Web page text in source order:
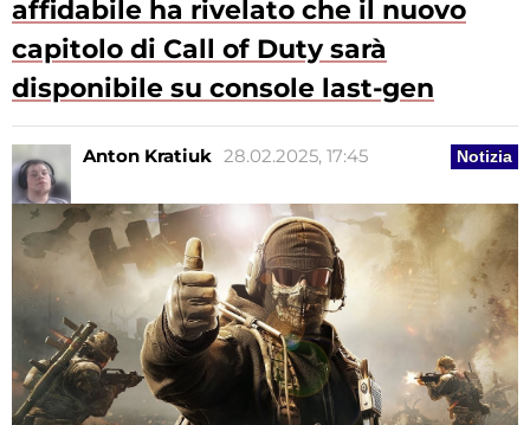
affidabile ha rivelato che il nuovo
capitolo di Call of Duty sarà
disponibile su console last-gen
Notizia
Anton Kratiuk 28.02.2025, 17:45